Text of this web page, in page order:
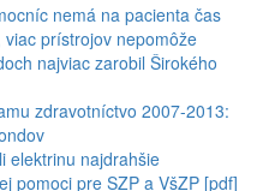
nemá na pacienta čas
prístrojov nepomôže
najviac zarobil Širokého
zdravotníctvo 2007-2013:
elektrinu najdrahšie
pomoci pre SZP a VšZP [pdf]